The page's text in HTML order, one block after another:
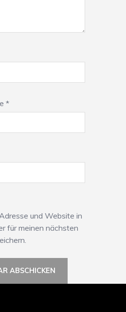
*
und Website in
für meinen nächsten